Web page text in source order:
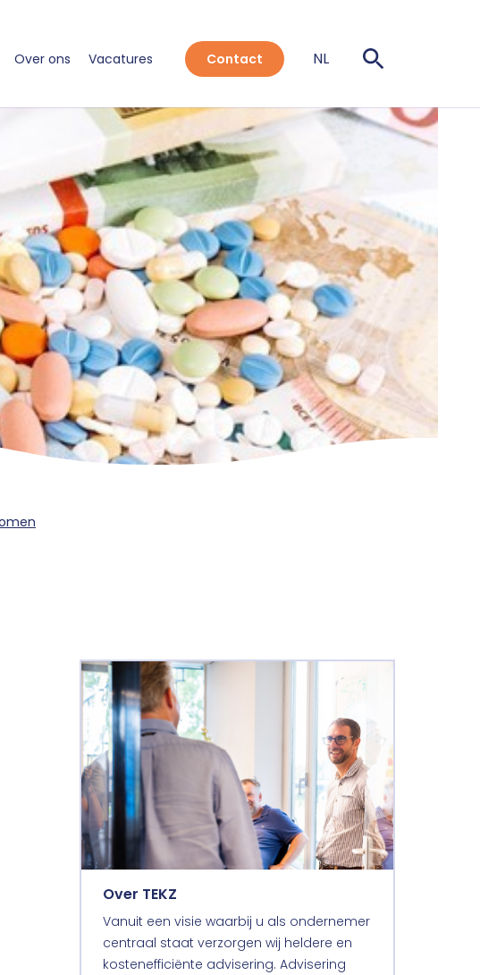
NL
Over ons Vacatures Contact
Over TEKZ
Vanuit een visie waarbij u als ondernemer
centraal staat verzorgen wij heldere en
kostenefficiënte advisering. Advisering